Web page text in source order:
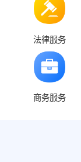
法律服务
商务服务